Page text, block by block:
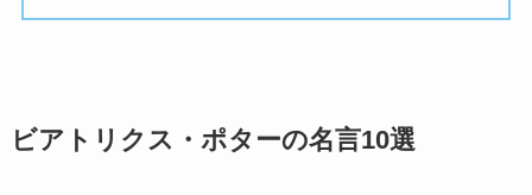
ビアトリクス・ポターの名言10選